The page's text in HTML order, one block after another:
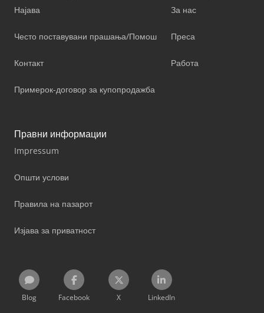
Најава
Често поставувани прашања/Помош
Контакт
Примерок-договор за купопродажба
За нас
Преса
Работа
Правни информации
Impressum
Општи услови
Правила на пазарот
Изјава за приватност
Blog Facebook X LinkedIn